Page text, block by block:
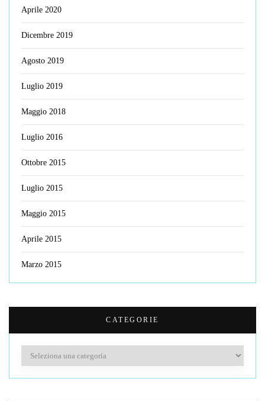
Aprile 2020
Dicembre 2019
Agosto 2019
Luglio 2019
Maggio 2018
Luglio 2016
Ottobre 2015
Luglio 2015
Maggio 2015
Aprile 2015
Marzo 2015
CATEGORIE